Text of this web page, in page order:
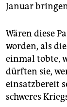
Januar
Wären diese
worden, als
einmal tobte,
dürften sie,
einsatzbereit
schweres